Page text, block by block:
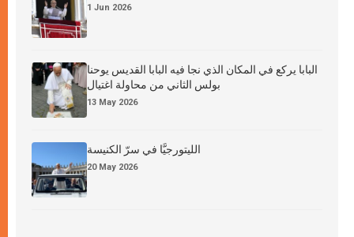
1 Jun 2026
البابا يركع في المكان الذي نجا فيه البابا القديس يوحنا
بولس الثاني من محاولة اغتيال
13 May 2026
الليتورجيَّا في سرّ الكنيسة
20 May 2026